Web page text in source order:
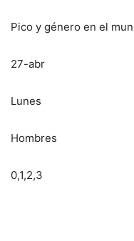
Pico y género en el
27-abr
Lunes
Hombres
0,1,2,3